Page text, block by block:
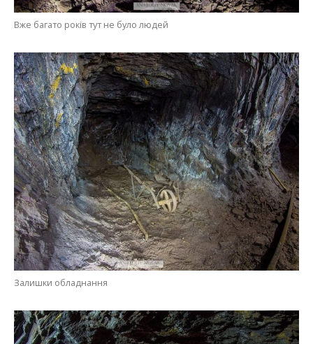
Вже багато років тут не було людей
Залишки обладнання